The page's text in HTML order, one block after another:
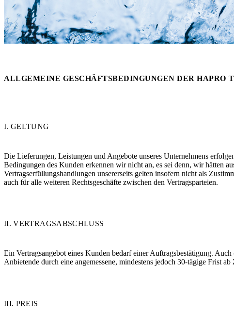
Messen
Videos / Downloads
HT Plus
Hochdruckpumpen
ALLGEMEINE GESCHÄFTSBEDINGUNGEN DER HAPRO
I. GELTUNG
Die Lieferungen, Leistungen und Angebote unseres Unternehmens
Bedingungen des Kunden erkennen wir nicht an, es sei denn, wir hätten
Vertragserfüllungshandlungen unsererseits gelten insofern nicht als
auch für alle weiteren Rechtsgeschäfte zwischen den Vertragsparteien.
II. VERTRAGSABSCHLUSS
Ein Vertragsangebot eines Kunden bedarf einer Auftragsbestätigung.
Anbietende durch eine angemessene, mindestens jedoch 30-tägige Frist
III. PREIS